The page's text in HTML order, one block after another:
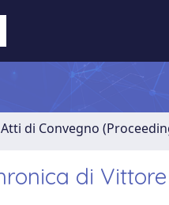
di Convegno
di